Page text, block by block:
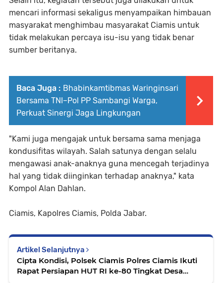
mencari informasi sekaligus menyampaikan himbauan
masyarakat menghimbau masyarakat Ciamis untuk
tidak melakukan percaya isu-isu yang tidak benar
sumber beritanya.
Baca Juga : Bhabinkamtibmas Waringinsari
Bersama TNI–Pol PP Sambangi Warga,
Perkuat Sinergi Jaga Lingkungan
"Kami juga mengajak untuk bersama sama menjaga
kondusifitas wilayah. Salah satunya dengan selalu
mengawasi anak-anaknya guna mencegah terjadinya
hal yang tidak diinginkan terhadap anaknya," kata
Kompol Alan Dahlan.
Ciamis, Kapolres Ciamis, Polda Jabar.
Artikel Selanjutnya
Cipta Kondisi, Polsek Ciamis Polres Ciamis Ikuti
Rapat Persiapan HUT RI ke-80 Tingkat Desa